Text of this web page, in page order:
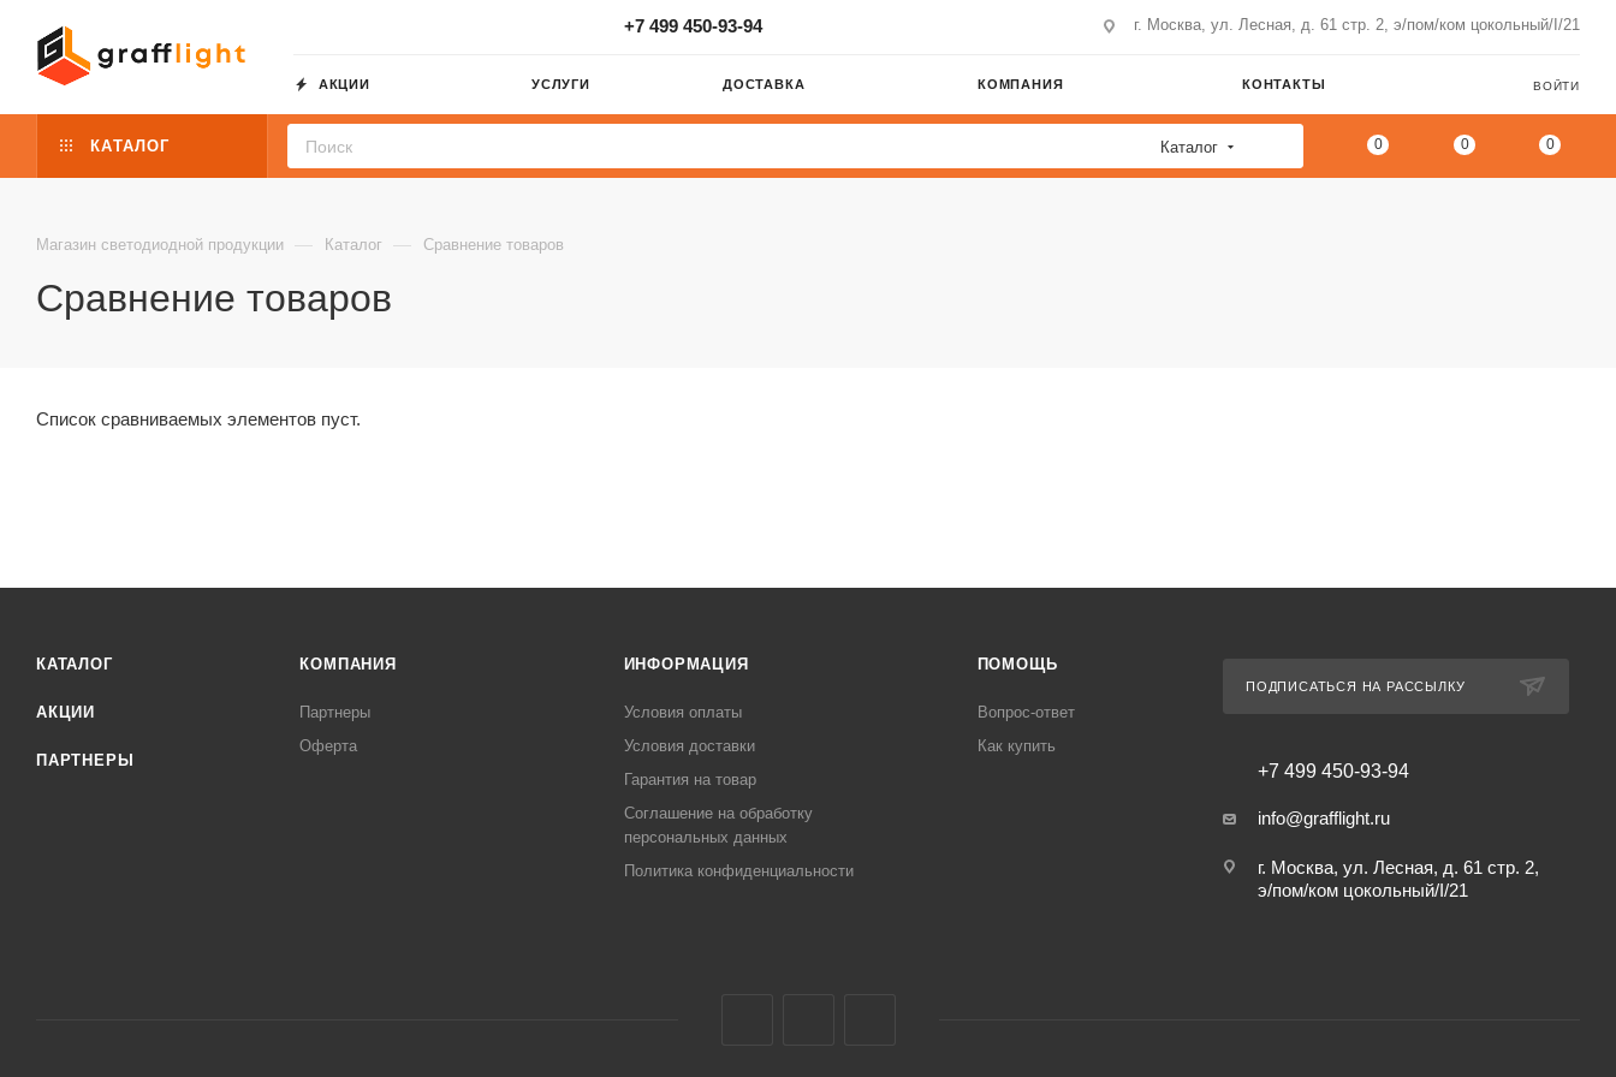
+7 499 450-93-94 г. Москва, ул. Лесная, д. 61 стр. 2, э/пом/ком цокольный/I/21
АКЦИИ УСЛУГИ ДОСТАВКА КОМПАНИЯ КОНТАКТЫ ВОЙТИ
КАТАЛОГ Каталог 0 0 0
Магазин светодиодной продукции — Каталог — Сравнение товаров
Сравнение товаров
Список сравниваемых элементов пуст.
КАТАЛОГ
АКЦИИ
ПАРТНЕРЫ
КОМПАНИЯ
Партнеры
Оферта
ИНФОРМАЦИЯ
Условия оплаты
Условия доставки
Гарантия на товар
Соглашение на обработку
персональных данных
Политика конфиденциальности
ПОМОЩЬ
Вопрос-ответ
Как купить
ПОДПИСАТЬСЯ НА РАССЫЛКУ
+7 499 450-93-94
info@grafflight.ru
г. Москва, ул. Лесная, д. 61 стр. 2,
э/пом/ком цокольный/I/21